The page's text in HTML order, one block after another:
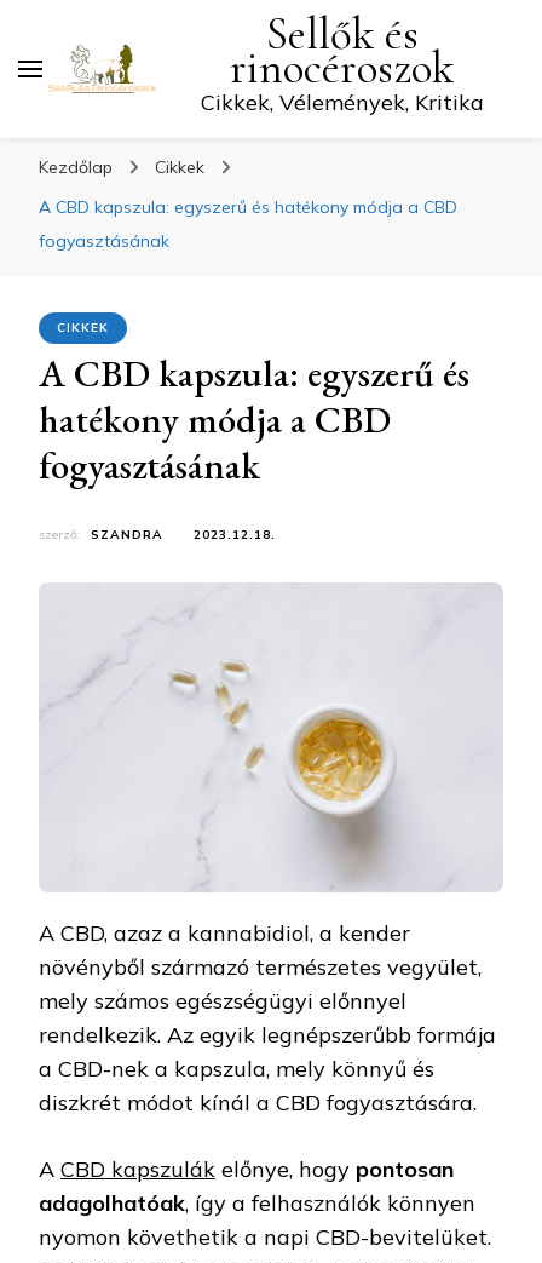
Sellők és
rinocéroszok
Cikkek, Vélemények, Kritika
Kezdőlap
Cikkek
A CBD kapszula: egyszerű és hatékony módja a CBD
fogyasztásának
CIKKEK
A CBD kapszula: egyszerű és
hatékony módja a CBD
fogyasztásának
szerző: SZANDRA 2023.12.18.
A CBD, azaz a kannabidiol, a kender
növényből származó természetes vegyület,
mely számos egészségügyi előnnyel
rendelkezik. Az egyik legnépszerűbb formája
a CBD-nek a kapszula, mely könnyű és
diszkrét módot kínál a CBD fogyasztására.
A CBD kapszulák előnye, hogy pontosan
adagolhatóak, így a felhasználók könnyen
nyomon követhetik a napi CBD-bevitelüket.